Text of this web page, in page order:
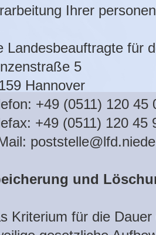
Ihrer
Landesbeauftragte für
5
Hannover
+49 (0511) 120 45
+49 (0511) 120 45
und
Kriterium für die